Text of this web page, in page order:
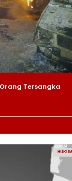
Tersangka
HUKUM